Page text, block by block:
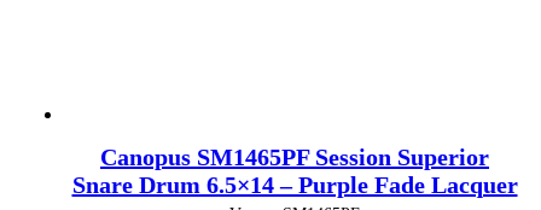
Canopus SM1465PF Session Superior
Snare Drum 6.5×14 – Purple Fade Lacquer